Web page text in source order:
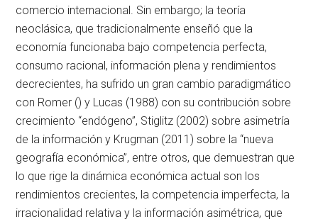
comercio internacional. Sin embargo; la teoría
neoclásica, que tradicionalmente enseñó que la
economía funcionaba bajo competencia perfecta,
consumo racional, información plena y rendimientos
decrecientes, ha sufrido un gran cambio paradigmático
con Romer () y Lucas (1988) con su contribución sobre
crecimiento “endógeno”, Stiglitz (2002) sobre asimetría
de la información y Krugman (2011) sobre la “nueva
geografía económica”, entre otros, que demuestran que
lo que rige la dinámica económica actual son los
rendimientos crecientes, la competencia imperfecta, la
irracionalidad relativa y la información asimétrica, que